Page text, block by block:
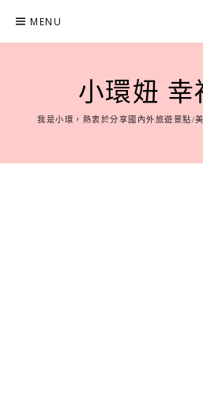
content
MENU
小環妞 幸
我是小環，熱衷於分享國內外旅遊景點/